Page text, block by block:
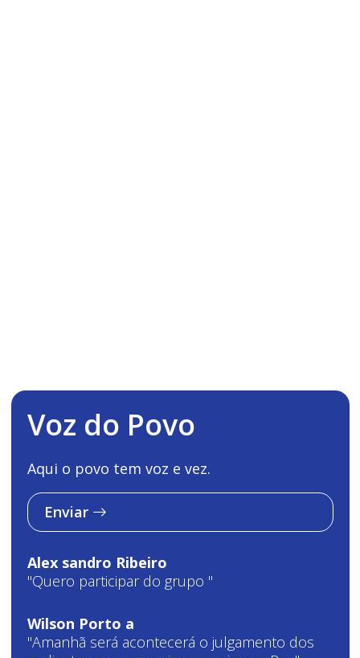
Voz do Povo
Aqui o povo tem voz e vez.
Enviar
Alex sandro Ribeiro
"Quero participar do grupo "
Wilson Porto a
"Amanhã será acontecerá o julgamento dos